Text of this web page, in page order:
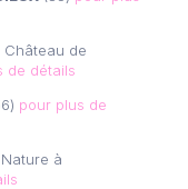
Château de
de détails
pour plus de
à